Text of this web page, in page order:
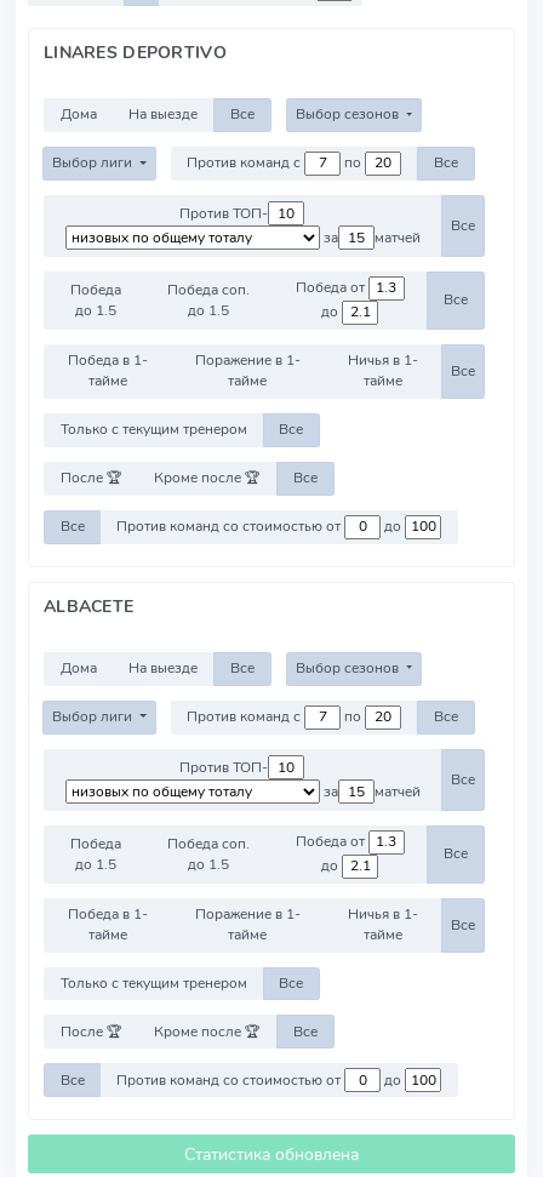
LINARES DEPORTIVO
Дома На выезде Все Выбор сезонов
Выбор лиги Против команд с по Все
Против ТОП-
за
матчей
Все
Победа
до 1.5
Победа соп.
до 1.5
Победа от
до
Все
Победа в 1-
тайме
Поражение в 1-
тайме
Ничья в 1-
тайме
Все
Только с текущим тренером Все
После 🏆 Кроме после 🏆 Все
Все Против команд со стоимостью от до
ALBACETE
Дома На выезде Все Выбор сезонов
Выбор лиги Против команд с по Все
Против ТОП-
за
матчей
Все
Победа
до 1.5
Победа соп.
до 1.5
Победа от
до
Все
Победа в 1-
тайме
Поражение в 1-
тайме
Ничья в 1-
тайме
Все
Только с текущим тренером Все
После 🏆 Кроме после 🏆 Все
Все Против команд со стоимостью от до
Статистика обновлена